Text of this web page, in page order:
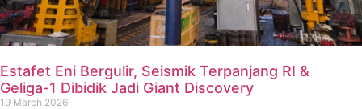
Estafet Eni Bergulir, Seismik Terpanjang RI &
Geliga-1 Dibidik Jadi Giant Discovery
19 March 2026